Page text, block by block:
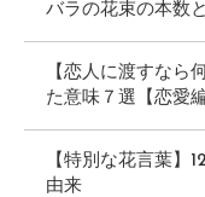
バラの花束の本数
【恋人に渡すなら
た意味７選【恋愛編
【特別な花言葉】
由来